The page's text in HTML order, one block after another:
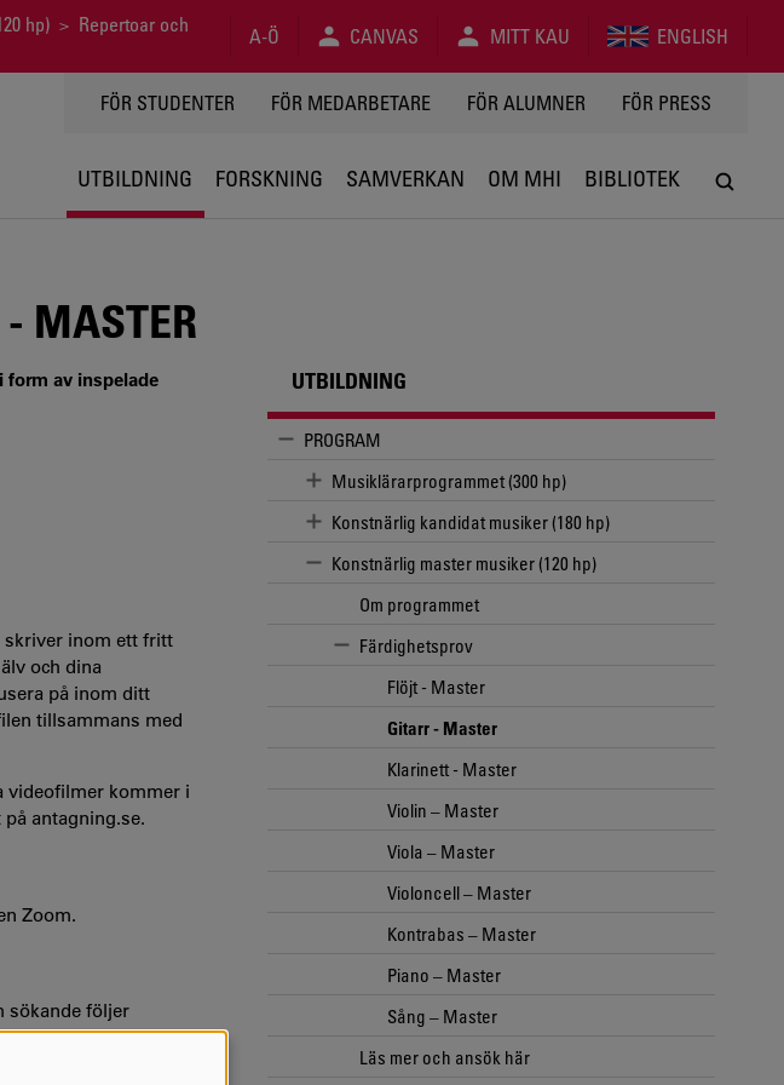
hp) > Repertoar och
A-Ö CANVAS MITT KAU ENGLISH
TOPPMENY
FÖR STUDENTER FÖR MEDARBETARE FÖR ALUMNER FÖR PRESS
UTBILDNING FORSKNING SAMVERKAN OM MHI BIBLIOTEK
- MASTER
av inspelade
skriver inom ett fritt
och dina
på inom ditt
tillsammans med
videofilmer kommer i
antagning.se.
Zoom.
sökande följer
UTBILDNING
PROGRAM
Musiklärarprogrammet (300 hp)
Konstnärlig kandidat musiker (180 hp)
Konstnärlig master musiker (120 hp)
Om programmet
Färdighetsprov
Flöjt - Master
Gitarr - Master
Klarinett - Master
Violin – Master
Viola – Master
Violoncell – Master
Kontrabas – Master
Piano – Master
Sång – Master
Läs mer och ansök här